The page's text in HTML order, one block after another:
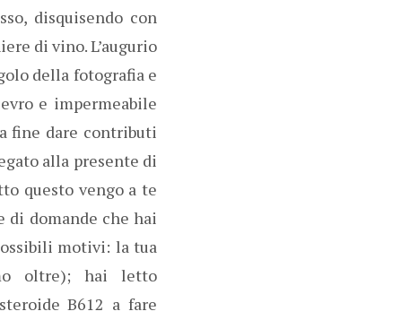
disquisendo con
di vino. L’augurio
della fotografia e
e impermeabile
fine dare contributi
alla presente di
questo vengo a te
domande che hai
motivi: la tua
oltre); hai letto
B612 a fare